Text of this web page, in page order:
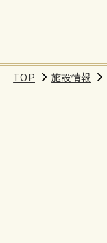
TOP 施設情報